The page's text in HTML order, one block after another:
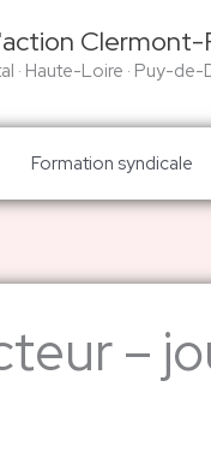
Clermont-
· Haute-Loire · Puy-
Formation syndicale
–